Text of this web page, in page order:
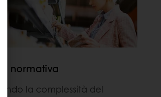
normativa
la complessità del